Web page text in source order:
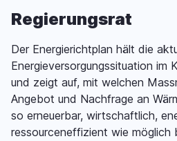
Regierungsrat
Der Energierichtplan hält die
Energieversorgungssituation
und zeigt auf, mit welchen
Angebot und Nachfrage an
so erneuerbar, wirtschaftlich,
ressourceneffizient wie möglich